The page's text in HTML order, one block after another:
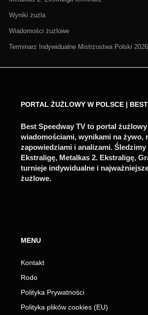
Wyniki żużla
Wiadomości żużlowe
Terminarz Indywidualne Mistrzostwa Polski 2026
PORTAL ŻUŻLOWY W POLSCE |
Best Speedway TV to portal
wiadomościami, wynikami na żywo,
zapowiedziami i analizami. Śledzimy
Ekstraligę, Metalkas 2. Ekstraligę,
turnieje indywidualne i
żużlowe.
MENU
Kontakt
Rodo
Polityka Prywatności
Polityka plików cookies (EU)